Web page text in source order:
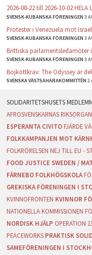
2026-08-22 till 2026-10-02 HELA
SVENSK-KUBANSKA FÖRENINGEN3
Protester i Venezuela mot
SVENSK-KUBANSKA FÖRENINGEN3
Brittiska parlamentsledamöter
SVENSK-KUBANSKA FÖRENINGEN3
Bojkottkrav: The Odyssey är
SVENSKA VÄSTSAHARAKOMMITTÉN2
AFROSVENSKARNAS
ESPERANTA CIVITO FJÄRDE
FOLKKAMPANJEN MOT
FOLKRÖRELSEN NEJ TILL EU -
FOOD JUSTICE SWEDEN /
FÄRNEBO FOLKHÖGSKOLA
GREKISKA FÖRENINGEN I
KVINNOFRONTEN KVINNOR
NATIONELLA KOMMISSIONEN
NORDISK HJÄLP OPERATION
PEACEWORKS PRAKTISK
SAMEFÖRENINGEN I